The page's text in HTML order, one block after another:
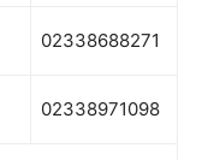
02338688271
02338971098